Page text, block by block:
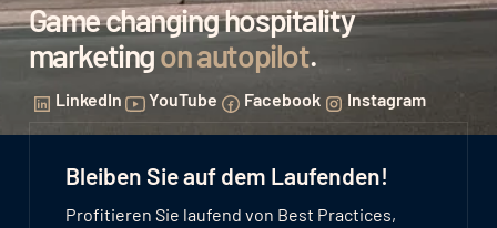
Game changing hospitality
marketingon autopilot.
LinkedIn YouTube Facebook Instagram
Bleiben Sie auf dem Laufenden!
Profitieren Sie laufend von Best Practices,